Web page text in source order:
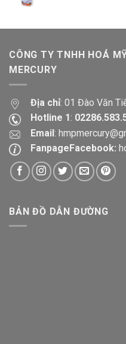
CÔNG TY TNHH HOÁ
MERCURY
Địa chỉ: 01 Đào Văn
Hotline 1:
Email:
FanpageFacebook:
BẢN ĐỒ DẪN ĐƯỜNG